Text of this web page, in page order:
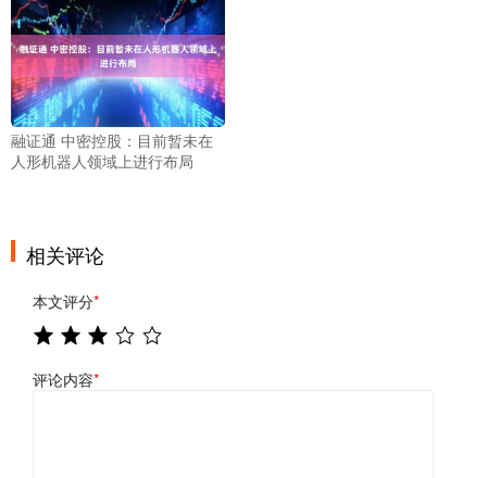
融证通 中密控股：目前暂未在
人形机器人领域上进行布局
相关评论
本文评分*
评论内容*